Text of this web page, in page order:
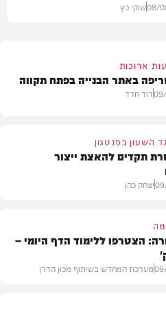
08/שוקי כץ
ארוכות
באתר הבנייה בפתח תקווה
דוד חדד
השעון בפנטגון
תקדים להאצת ייצור
יצחק כהן
הצטרפו ללימוד הדף היומי –
מערכת המחדש בשיתוף מכון הדרן